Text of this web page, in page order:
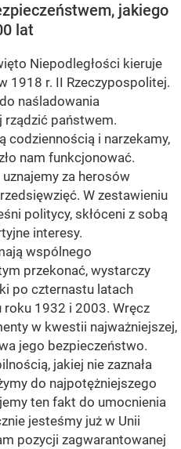
jakiego
lat
Niepodległości kieruje
1918 r. II Rzeczypospolitej.
naśladowania
rządzić państwem.
codziennością i narzekamy,
nam funkcjonować.
za herosów
W zestawieniu
politycy, skłóceni z sobą
interesy.
wspólnego
przekonać, wystarczy
po czternastu latach
roku 1932 i 2003. Wręcz
w kwestii najważniejszej,
jego bezpieczeństwo.
jakiej nie zaznała
do najpotężniejszego
ten fakt do umocnienia
jesteśmy już w Unii
pozycji zagwarantowanej